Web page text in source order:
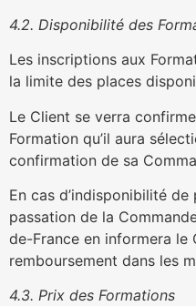
4.2. Disponibilité des
Les inscriptions aux
la limite des places
Le Client se verra
Formation qu’il aura
confirmation de sa
En cas d’indisponibilité
passation de la
de-France en informera
remboursement dans les
4.3. Prix des Formations